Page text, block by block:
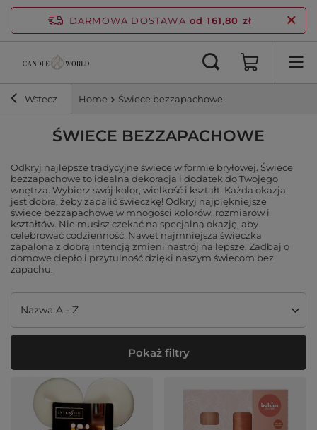
DARMOWA DOSTAWA od 161,80 zł
Wstecz Home Świece bezzapachowe
ŚWIECE BEZZAPACHOWE
Odkryj najlepsze tradycyjne świece w formie bryłowej. Świece
bezzapachowe to idealna dekoracja i dodatek do Twojego
wnętrza. Wybierz swój kolor, wielkość i kształt. Każda okazja
jest dobra, żeby zapalić świeczkę! Odkryj najpiękniejsze
świece bezzapachowe w mnogości kolorów, rozmiarów i
kształtów. Nie musisz czekać na specjalną okazję, aby
celebrować codzienność. Nawet najmniejsza świeczka
zapalona z dobrą intencją zmieni nastrój na lepsze. Zadbaj o
domowe ciepło i przytulność dzięki naszym świecom bez
zapachu.
Zmień sortowanie
Nazwa A - Z
Pokaż filtry